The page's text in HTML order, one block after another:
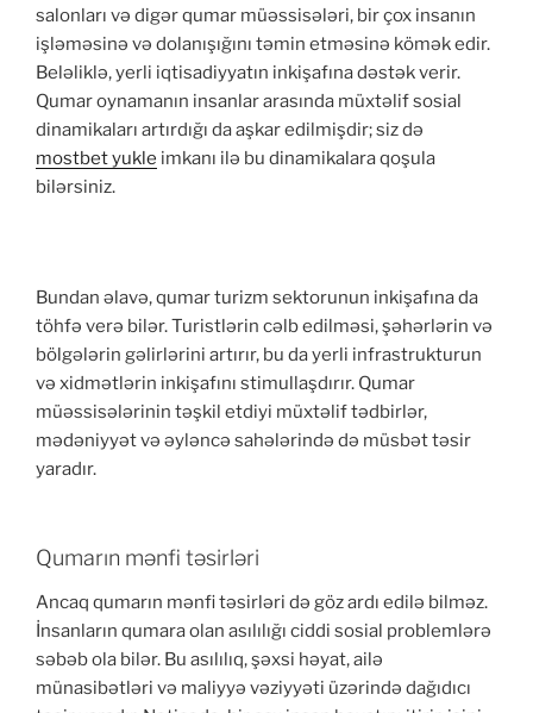
salonları və digər qumar müəssisələri, bir çox insanın
işləməsinə və dolanışığını təmin etməsinə kömək edir.
Beləliklə, yerli iqtisadiyyatın inkişafına dəstək verir.
Qumar oynamanın insanlar arasında müxtəlif sosial
dinamikaları artırdığı da aşkar edilmişdir; siz də
mostbet yukle imkanı ilə bu dinamikalara qoşula
bilərsiniz.
Bundan əlavə, qumar turizm sektorunun inkişafına da
töhfə verə bilər. Turistlərin cəlb edilməsi, şəhərlərin və
bölgələrin gəlirlərini artırır, bu da yerli infrastrukturun
və xidmətlərin inkişafını stimullaşdırır. Qumar
müəssisələrinin təşkil etdiyi müxtəlif tədbirlər,
mədəniyyət və əyləncə sahələrində də müsbət təsir
yaradır.
Qumarın mənfi təsirləri
Ancaq qumarın mənfi təsirləri də göz ardı edilə bilməz.
İnsanların qumara olan asılılığı ciddi sosial problemlərə
səbəb ola bilər. Bu asılılıq, şəxsi həyat, ailə
münasibətləri və maliyyə vəziyyəti üzərində dağıdıcı